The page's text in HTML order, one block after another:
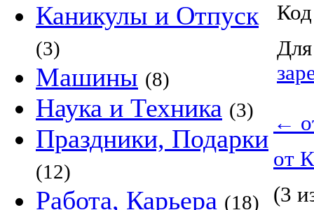
Каникулы и Отпуск
(3)
Машины (8)
Наука и Техника (3)
Праздники, Подарки
(12)
Работа, Карьера (18)
Код
←
от
(3